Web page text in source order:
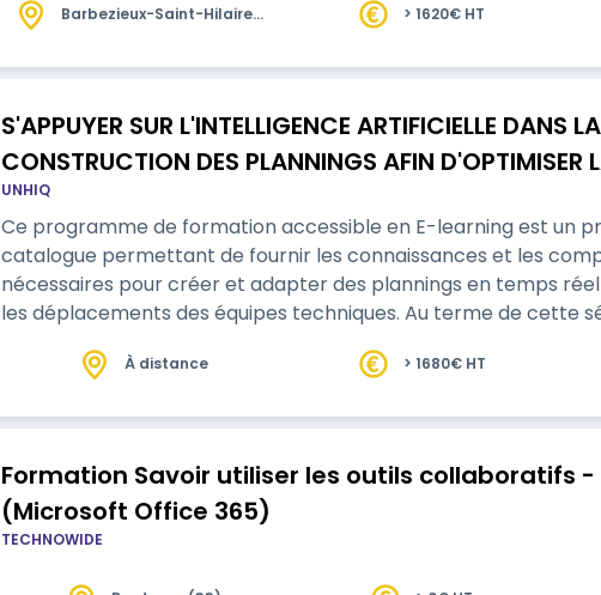
Barbezieux-Saint-Hilaire
> 1620€ HT
S'APPUYER SUR L'INTELLIGENCE ARTIFICIELLE DANS LA
CONSTRUCTION DES PLANNINGS AFIN D'OPTIMISER
PERFORMANCE ET LES DEPLACEMENTS
UNHIQ
Ce programme de formation accessible en E-learning est un
catalogue permettant de fournir les connaissances et les
nécessaires pour créer et adapter des plannings en temps
les déplacements des équipes techniques. Au terme de cette séquence de
technique en temps réel grâce à l’IA, tout en optimisant les
À distance > 1680€ HT
Formation Savoir utiliser les outils collaboratifs -
(Microsoft Office 365)
TECHNOWIDE